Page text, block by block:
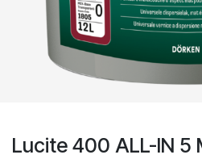
Lucite 400 ALL-IN 5